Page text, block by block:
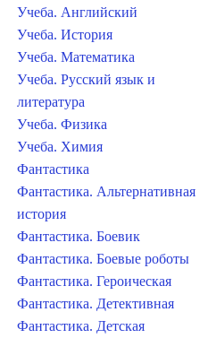
Учеба. Английский
Учеба. История
Учеба. Математика
Учеба. Русский язык и
литература
Учеба. Физика
Учеба. Химия
Фантастика
Фантастика. Альтернативная
история
Фантастика. Боевик
Фантастика. Боевые роботы
Фантастика. Героическая
Фантастика. Детективная
Фантастика. Детская